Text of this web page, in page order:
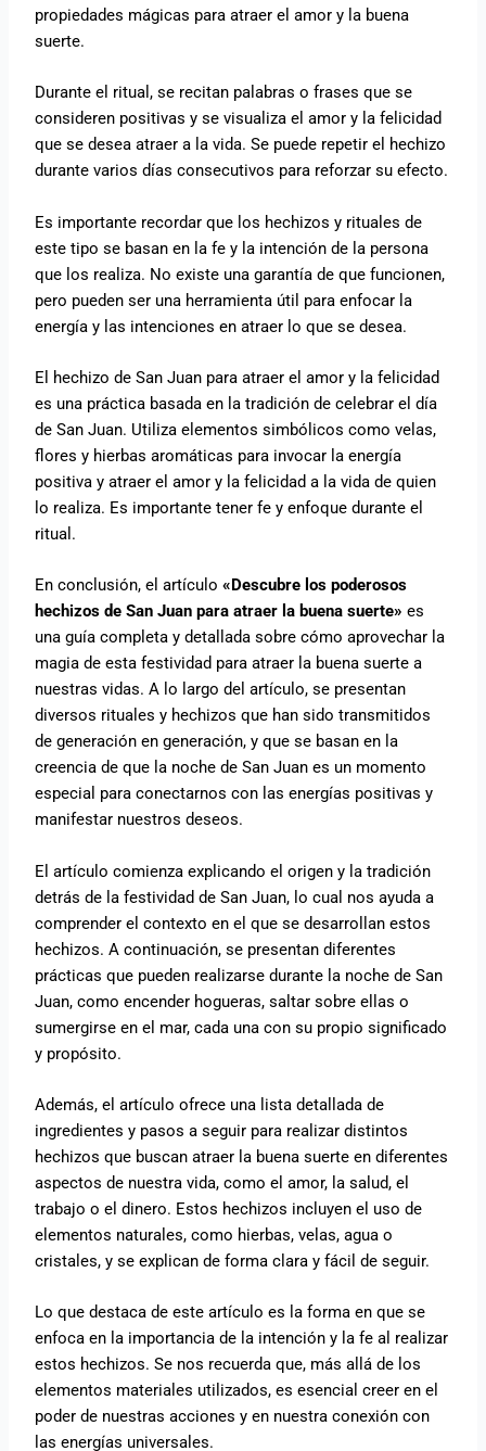
propiedades mágicas para atraer el amor y la buena
suerte.
Durante el ritual, se recitan palabras o frases que se
consideren positivas y se visualiza el amor y la felicidad
que se desea atraer a la vida. Se puede repetir el hechizo
durante varios días consecutivos para reforzar su efecto.
Es importante recordar que los hechizos y rituales de
este tipo se basan en la fe y la intención de la persona
que los realiza. No existe una garantía de que funcionen,
pero pueden ser una herramienta útil para enfocar la
energía y las intenciones en atraer lo que se desea.
El hechizo de San Juan para atraer el amor y la felicidad
es una práctica basada en la tradición de celebrar el día
de San Juan. Utiliza elementos simbólicos como velas,
flores y hierbas aromáticas para invocar la energía
positiva y atraer el amor y la felicidad a la vida de quien
lo realiza. Es importante tener fe y enfoque durante el
ritual.
En conclusión, el artículo «Descubre los poderosos
hechizos de San Juan para atraer la buena suerte»es
una guía completa y detallada sobre cómo aprovechar la
magia de esta festividad para atraer la buena suerte a
nuestras vidas. A lo largo del artículo, se presentan
diversos rituales y hechizos que han sido transmitidos
de generación en generación, y que se basan en la
creencia de que la noche de San Juan es un momento
especial para conectarnos con las energías positivas y
manifestar nuestros deseos.
El artículo comienza explicando el origen y la tradición
detrás de la festividad de San Juan, lo cual nos ayuda a
comprender el contexto en el que se desarrollan estos
hechizos. A continuación, se presentan diferentes
prácticas que pueden realizarse durante la noche de San
Juan, como encender hogueras, saltar sobre ellas o
sumergirse en el mar, cada una con su propio significado
y propósito.
Además, el artículo ofrece una lista detallada de
ingredientes y pasos a seguir para realizar distintos
hechizos que buscan atraer la buena suerte en diferentes
aspectos de nuestra vida, como el amor, la salud, el
trabajo o el dinero. Estos hechizos incluyen el uso de
elementos naturales, como hierbas, velas, agua o
cristales, y se explican de forma clara y fácil de seguir.
Lo que destaca de este artículo es la forma en que se
enfoca en la importancia de la intención y la fe al realizar
estos hechizos. Se nos recuerda que, más allá de los
elementos materiales utilizados, es esencial creer en el
poder de nuestras acciones y en nuestra conexión con
las energías universales.